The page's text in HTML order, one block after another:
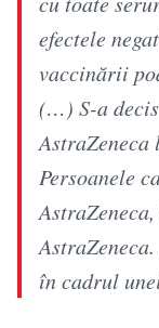
efectele
vaccinării
(…) S-a
AstraZeneca
Persoanele
în cadrul